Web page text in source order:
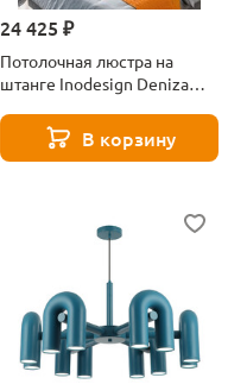
24 425 ₽
Потолочная люстра на
штанге Inodesign Deniza
В корзину